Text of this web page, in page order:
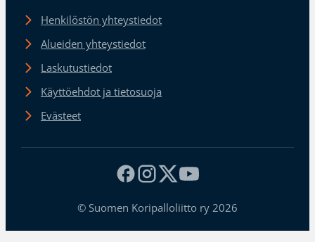
Henkilöstön yhteystiedot
Alueiden yhteystiedot
Laskutustiedot
Käyttöehdot ja tietosuoja
Evästeet
© Suomen Koripalloliitto ry 2026